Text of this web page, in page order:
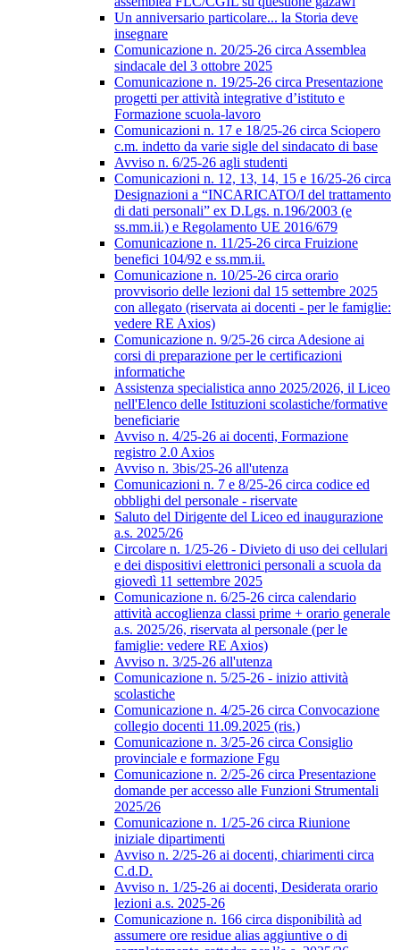
Un anniversario particolare... la Storia deve
insegnare
Comunicazione n. 20/25-26 circa Assemblea
sindacale del 3 ottobre 2025
Comunicazione n. 19/25-26 circa Presentazione
progetti per attività integrative d’istituto e
Formazione scuola-lavoro
Comunicazioni n. 17 e 18/25-26 circa Sciopero
c.m. indetto da varie sigle del sindacato di base
Avviso n. 6/25-26 agli studenti
Comunicazioni n. 12, 13, 14, 15 e 16/25-26 circa
Designazioni a “INCARICATO/I del trattamento
di dati personali” ex D.Lgs. n.196/2003 (e
ss.mm.ii.) e Regolamento UE 2016/679
Comunicazione n. 11/25-26 circa Fruizione
benefici 104/92 e ss.mm.ii.
Comunicazione n. 10/25-26 circa orario
provvisorio delle lezioni dal 15 settembre 2025
con allegato (riservata ai docenti - per le famiglie:
vedere RE Axios)
Comunicazione n. 9/25-26 circa Adesione ai
corsi di preparazione per le certificazioni
informatiche
Assistenza specialistica anno 2025/2026, il Liceo
nell'Elenco delle Istituzioni scolastiche/formative
beneficiarie
Avviso n. 4/25-26 ai docenti, Formazione
registro 2.0 Axios
Avviso n. 3bis/25-26 all'utenza
Comunicazioni n. 7 e 8/25-26 circa codice ed
obblighi del personale - riservate
Saluto del Dirigente del Liceo ed inaugurazione
a.s. 2025/26
Circolare n. 1/25-26 - Divieto di uso dei cellulari
e dei dispositivi elettronici personali a scuola da
giovedì 11 settembre 2025
Comunicazione n. 6/25-26 circa calendario
attività accoglienza classi prime + orario generale
a.s. 2025/26, riservata al personale (per le
famiglie: vedere RE Axios)
Avviso n. 3/25-26 all'utenza
Comunicazione n. 5/25-26 - inizio attività
scolastiche
Comunicazione n. 4/25-26 circa Convocazione
collegio docenti 11.09.2025 (ris.)
Comunicazione n. 3/25-26 circa Consiglio
provinciale e formazione Fgu
Comunicazione n. 2/25-26 circa Presentazione
domande per accesso alle Funzioni Strumentali
2025/26
Comunicazione n. 1/25-26 circa Riunione
iniziale dipartimenti
Avviso n. 2/25-26 ai docenti, chiarimenti circa
C.d.D.
Avviso n. 1/25-26 ai docenti, Desiderata orario
lezioni a.s. 2025-26
Comunicazione n. 166 circa disponibilità ad
assumere ore residue alias aggiuntive o di